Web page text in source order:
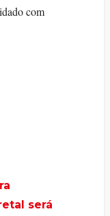
com
será